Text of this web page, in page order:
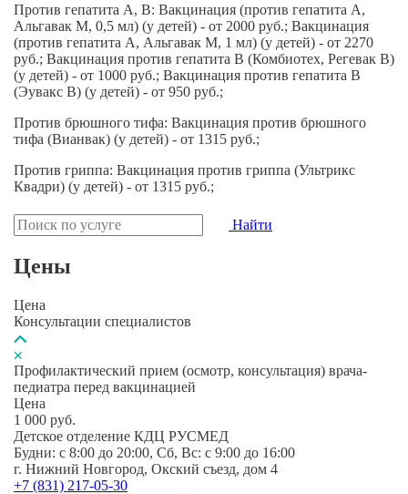
Против гепатита А, В: Вакцинация (против гепатита А,
Альгавак М, 0,5 мл) (у детей) - от 2000 руб.; Вакцинация
(против гепатита А, Альгавак М, 1 мл) (у детей) - от 2270
руб.; Вакцинация против гепатита В (Комбиотех, Регевак В)
(у детей) - от 1000 руб.; Вакцинация против гепатита В
(Эувакс В) (у детей) - от 950 руб.;
Против брюшного тифа: Вакцинация против брюшного
тифа (Вианвак) (у детей) - от 1315 руб.;
Против гриппа: Вакцинация против гриппа (Ультрикс
Квадри) (у детей) - от 1315 руб.;
Найти
Цены
Цена
Консультации специалистов
Профилактический прием (осмотр, консультация) врача-
педиатра перед вакцинацией
Цена
1 000 руб.
Детское отделение КДЦ РУСМЕД
Будни: c 8:00 до 20:00, Сб, Вс: c 9:00 до 16:00
г. Нижний Новгород, Окский съезд, дом 4
+7 (831) 217-05-30